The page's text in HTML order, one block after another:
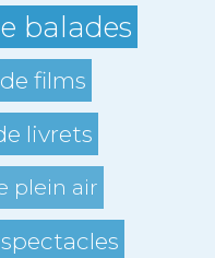
balades
films
livrets
plein air